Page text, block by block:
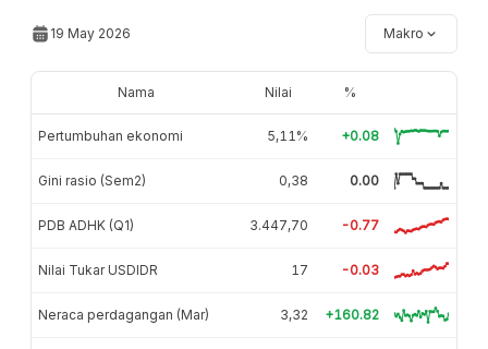
19 May 2026 Makro
Nama Nilai %
Pertumbuhan ekonomi 5,11% +0.08
Gini rasio (Sem2) 0,38 0.00
PDB ADHK (Q1) 3.447,70 -0.77
Nilai Tukar USDIDR 17 -0.03
Neraca perdagangan (Mar) 3,32 +160.82